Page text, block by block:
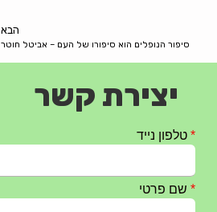
הבא
סיפור הנופלים הוא סיפורו של העם – אביטל חוטר
יצירת קשר